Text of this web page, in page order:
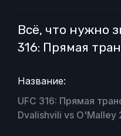
Всё, что нужно
316: Прямая
Название:
UFC 316: Прямая
Dvalishvili vs O'Malley